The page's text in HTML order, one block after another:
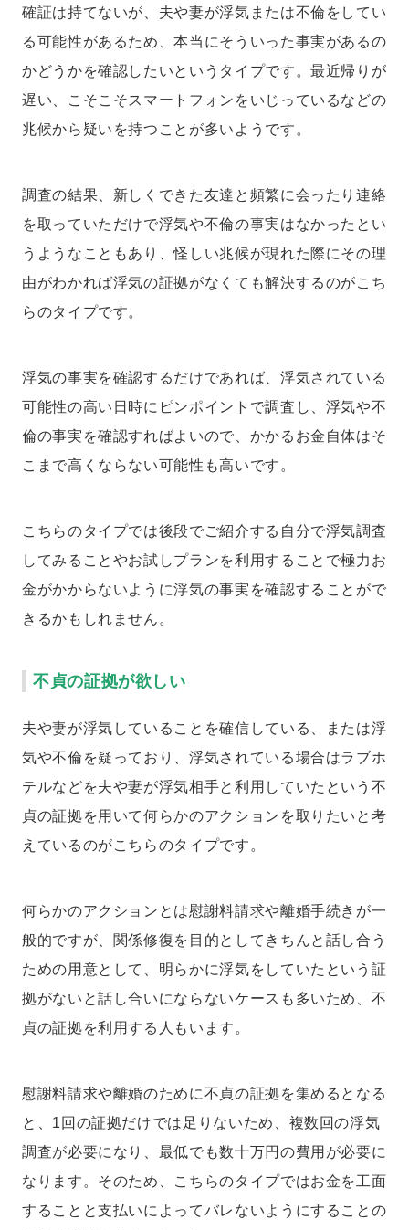
確証は持てないが、夫や妻が浮気または不倫をしてい
る可能性があるため、本当にそういった事実があるの
かどうかを確認したいというタイプです。最近帰りが
遅い、こそこそスマートフォンをいじっているなどの
兆候から疑いを持つことが多いようです。
調査の結果、新しくできた友達と頻繁に会ったり連絡
を取っていただけで浮気や不倫の事実はなかったとい
うようなこともあり、怪しい兆候が現れた際にその理
由がわかれば浮気の証拠がなくても解決するのがこち
らのタイプです。
浮気の事実を確認するだけであれば、浮気されている
可能性の高い日時にピンポイントで調査し、浮気や不
倫の事実を確認すればよいので、かかるお金自体はそ
こまで高くならない可能性も高いです。
こちらのタイプでは後段でご紹介する自分で浮気調査
してみることやお試しプランを利用することで極力お
金がかからないように浮気の事実を確認することがで
きるかもしれません。
不貞の証拠が欲しい
夫や妻が浮気していることを確信している、または浮
気や不倫を疑っており、浮気されている場合はラブホ
テルなどを夫や妻が浮気相手と利用していたという不
貞の証拠を用いて何らかのアクションを取りたいと考
えているのがこちらのタイプです。
何らかのアクションとは慰謝料請求や離婚手続きが一
般的ですが、関係修復を目的としてきちんと話し合う
ための用意として、明らかに浮気をしていたという証
拠がないと話し合いにならないケースも多いため、不
貞の証拠を利用する人もいます。
慰謝料請求や離婚のために不貞の証拠を集めるとなる
と、1回の証拠だけでは足りないため、複数回の浮気
調査が必要になり、最低でも数十万円の費用が必要に
なります。そのため、こちらのタイプではお金を工面
することと支払いによってバレないようにすることの